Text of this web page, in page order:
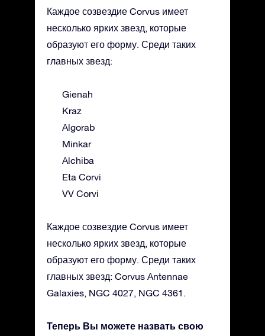
Каждое созвездие Corvus имеет
несколько ярких звезд, которые
образуют его форму. Среди таких
главных звезд:
Gienah
Kraz
Algorab
Minkar
Alchiba
Eta Corvi
VV Corvi
Каждое созвездие Corvus имеет
несколько ярких звезд, которые
образуют его форму. Среди таких
главных звезд: Corvus Antennae
Galaxies, NGC 4027, NGC 4361.
Теперь Вы можете назвать свою